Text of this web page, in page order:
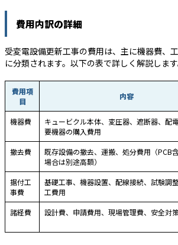
費用内訳の詳細
受変電設備更新工事の費用は、主に機器費、
に分類されます。以下の表で詳しく解説します
費用項
目
内容
機器費
キュービクル本体、変圧器、遮断器、配
要機器の購入費用
撤去費
既存設備の撤去、運搬、処分費用（PCB
場合は別途高額）
据付工
事費
基礎工事、機器設置、配線接続、試験調
工費用
諸経費
設計費、申請費用、現場管理費、安全対